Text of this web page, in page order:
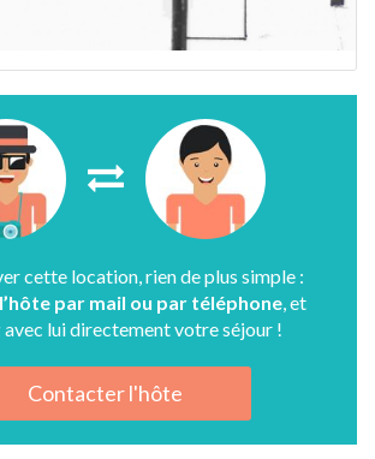
cette location, rien de plus simple :
par mail ou par téléphone , et
avec lui directement votre séjour !
Contacter l'hôte